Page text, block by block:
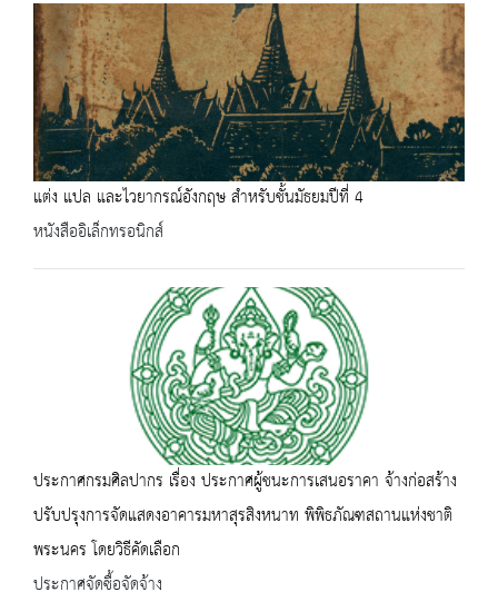
แต่ง แปล และไวยากรณ์อังกฤษ สำหรับชั้นมัธยมปีที่ 4
หนังสืออิเล็กทรอนิกส์
ประกาศกรมศิลปากร เรื่อง ประกาศผู้ชนะการเสนอราคา จ้างก่อสร้าง
ปรับปรุงการจัดแสดงอาคารมหาสุรสิงหนาท พิพิธภัณฑสถานแห่งชาติ
พระนคร โดยวิธีคัดเลือก
ประกาศจัดซื้อจัดจ้าง